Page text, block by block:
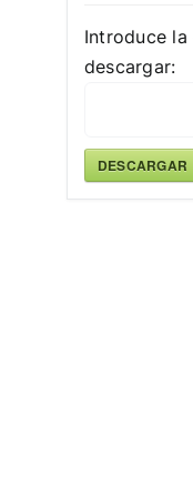
Introduce la
descargar:
DESCARGAR